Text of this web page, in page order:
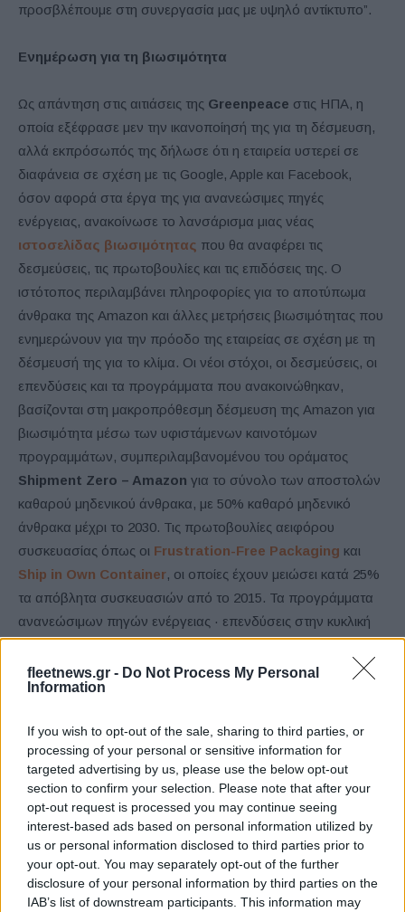
fleetnews.gr - Do Not Process My Personal
Information
If you wish to opt-out of the sale, sharing to third parties, or
processing of your personal or sensitive information for
targeted advertising by us, please use the below opt-out
section to confirm your selection. Please note that after your
opt-out request is processed you may continue seeing
interest-based ads based on personal information utilized by
us or personal information disclosed to third parties prior to
your opt-out. You may separately opt-out of the further
disclosure of your personal information by third parties on the
IAB’s list of downstream participants. This information may
προσβλέπουμε στη συνεργασία μας με υψηλό αντίκτυπο”.
Ενημέρωση για τη βιωσιμότητα
Ως απάντηση στις αιτιάσεις της Greenpeace στις ΗΠΑ, η
οποία εξέφρασε μεν την ικανοποίησή της για τη δέσμευση,
αλλά εκπρόσωπός της δήλωσε ότι η εταιρεία υστερεί σε
διαφάνεια σε σχέση με τις Google, Apple και Facebook,
όσον αφορά στα έργα της για ανανεώσιμες πηγές
ενέργειας, ανακοίνωσε το λανσάρισμα μιας νέας
ιστοσελίδας βιωσιμότητας που θα αναφέρει τις
δεσμεύσεις, τις πρωτοβουλίες και τις επιδόσεις της. Ο
ιστότοπος περιλαμβάνει πληροφορίες για το αποτύπωμα
άνθρακα της Amazon και άλλες μετρήσεις βιωσιμότητας που
ενημερώνουν για την πρόοδο της εταιρείας σε σχέση με τη
δέσμευσή της για το κλίμα. Οι νέοι στόχοι, οι δεσμεύσεις, οι
επενδύσεις και τα προγράμματα που ανακοινώθηκαν,
βασίζονται στη μακροπρόθεσμη δέσμευση της Amazon για
βιωσιμότητα μέσω των υφιστάμενων καινοτόμων
προγραμμάτων, συμπεριλαμβανομένου του οράματος
Shipment Zero – Amazon για το σύνολο των αποστολών
καθαρού μηδενικού άνθρακα, με 50% καθαρό μηδενικό
άνθρακα μέχρι το 2030. Τις πρωτοβουλίες αειφόρου
συσκευασίας όπως οι Frustration-Free Packaging και
Ship in Own Container, οι οποίες έχουν μειώσει κατά 25%
τα απόβλητα συσκευασιών από το 2015. Τα προγράμματα
ανανεώσιμων πηγών ενέργειας · επενδύσεις στην κυκλική
οικονομία με τοClosed Loop Fundκαι πολλές άλλες
πρωτοβουλίες της εταιρείας.